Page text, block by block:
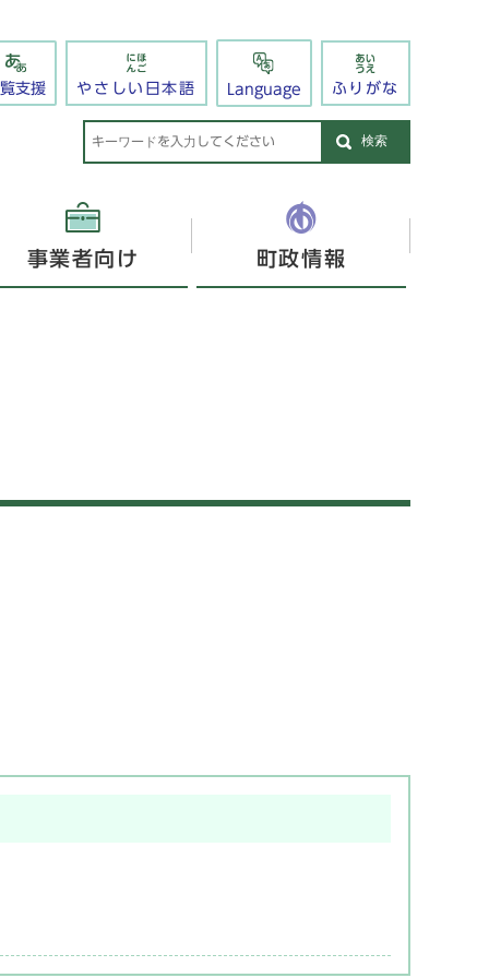
支援 やさしい日本語 Language ふりがな
検索
事業者向け 町政情報